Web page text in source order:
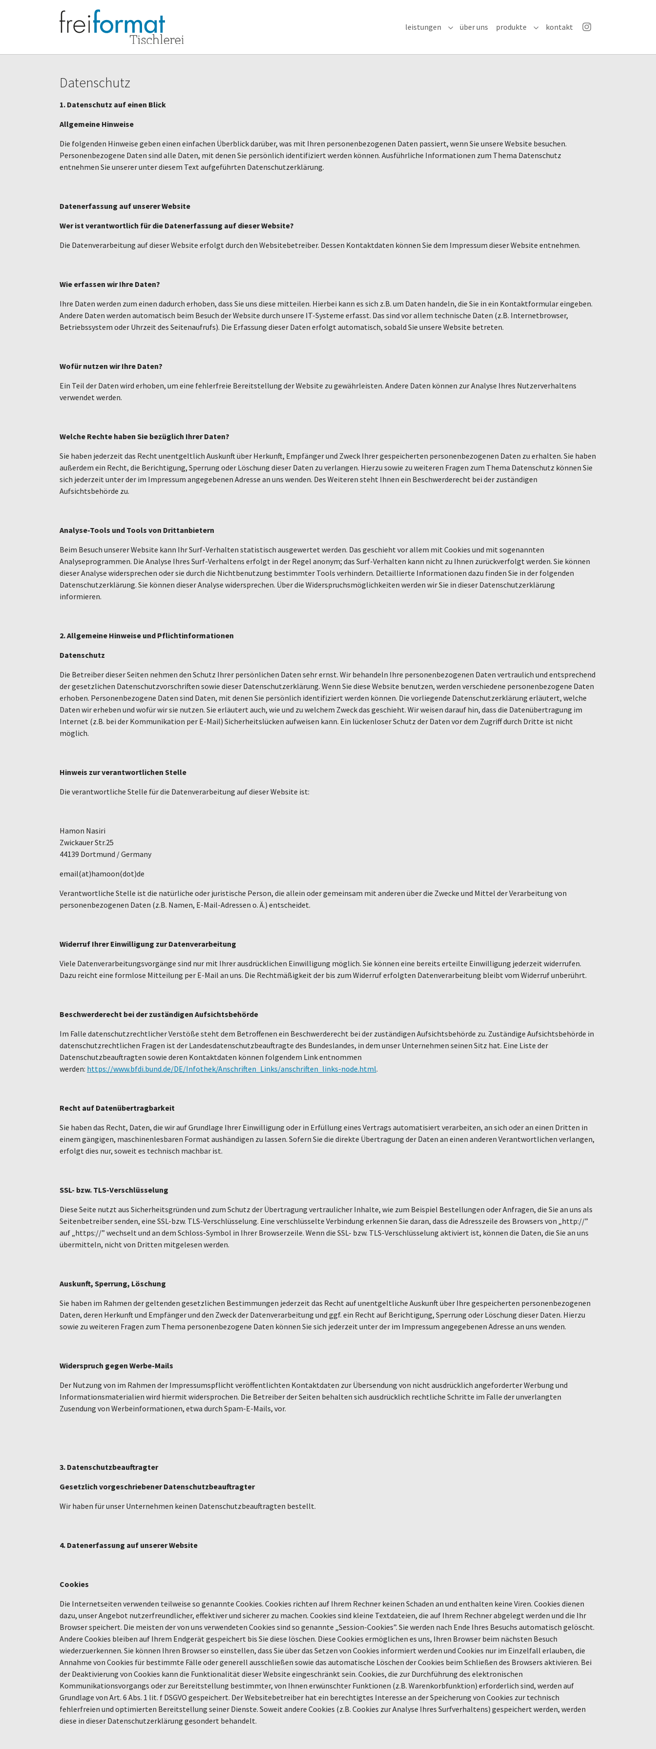
leistungen Submenu for "leistungen"
über uns produkte Submenu for "produkte"
kontakt
Instagram
Datenschutz
1. Datenschutz auf einen Blick
Allgemeine Hinweise
Die folgenden Hinweise geben einen einfachen Überblick darüber, was mit Ihren personenbezogenen Daten passiert, wenn Sie unsere Website besuchen.
Personenbezogene Daten sind alle Daten, mit denen Sie persönlich identifiziert werden können. Ausführliche Informationen zum Thema Datenschutz
entnehmen Sie unserer unter diesem Text aufgeführten Datenschutzerklärung.
Datenerfassung auf unserer Website
Wer ist verantwortlich für die Datenerfassung auf dieser Website?
Die Datenverarbeitung auf dieser Website erfolgt durch den Websitebetreiber. Dessen Kontaktdaten können Sie dem Impressum dieser Website entnehmen.
Wie erfassen wir Ihre Daten?
Ihre Daten werden zum einen dadurch erhoben, dass Sie uns diese mitteilen. Hierbei kann es sich z.B. um Daten handeln, die Sie in ein Kontaktformular eingeben.
Andere Daten werden automatisch beim Besuch der Website durch unsere IT-Systeme erfasst. Das sind vor allem technische Daten (z.B. Internetbrowser,
Betriebssystem oder Uhrzeit des Seitenaufrufs). Die Erfassung dieser Daten erfolgt automatisch, sobald Sie unsere Website betreten.
Wofür nutzen wir Ihre Daten?
Ein Teil der Daten wird erhoben, um eine fehlerfreie Bereitstellung der Website zu gewährleisten. Andere Daten können zur Analyse Ihres Nutzerverhaltens
verwendet werden.
Welche Rechte haben Sie bezüglich Ihrer Daten?
Sie haben jederzeit das Recht unentgeltlich Auskunft über Herkunft, Empfänger und Zweck Ihrer gespeicherten personenbezogenen Daten zu erhalten. Sie haben
außerdem ein Recht, die Berichtigung, Sperrung oder Löschung dieser Daten zu verlangen. Hierzu sowie zu weiteren Fragen zum Thema Datenschutz können Sie
sich jederzeit unter der im Impressum angegebenen Adresse an uns wenden. Des Weiteren steht Ihnen ein Beschwerderecht bei der zuständigen
Aufsichtsbehörde zu.
Analyse-Tools und Tools von Drittanbietern
Beim Besuch unserer Website kann Ihr Surf-Verhalten statistisch ausgewertet werden. Das geschieht vor allem mit Cookies und mit sogenannten
Analyseprogrammen. Die Analyse Ihres Surf-Verhaltens erfolgt in der Regel anonym; das Surf-Verhalten kann nicht zu Ihnen zurückverfolgt werden. Sie können
dieser Analyse widersprechen oder sie durch die Nichtbenutzung bestimmter Tools verhindern. Detaillierte Informationen dazu finden Sie in der folgenden
Datenschutzerklärung. Sie können dieser Analyse widersprechen. Über die Widerspruchsmöglichkeiten werden wir Sie in dieser Datenschutzerklärung
informieren.
2. Allgemeine Hinweise und Pflichtinformationen
Datenschutz
Die Betreiber dieser Seiten nehmen den Schutz Ihrer persönlichen Daten sehr ernst. Wir behandeln Ihre personenbezogenen Daten vertraulich und entsprechend
der gesetzlichen Datenschutzvorschriften sowie dieser Datenschutzerklärung. Wenn Sie diese Website benutzen, werden verschiedene personenbezogene Daten
erhoben. Personenbezogene Daten sind Daten, mit denen Sie persönlich identifiziert werden können. Die vorliegende Datenschutzerklärung erläutert, welche
Daten wir erheben und wofür wir sie nutzen. Sie erläutert auch, wie und zu welchem Zweck das geschieht. Wir weisen darauf hin, dass die Datenübertragung im
Internet (z.B. bei der Kommunikation per E-Mail) Sicherheitslücken aufweisen kann. Ein lückenloser Schutz der Daten vor dem Zugriff durch Dritte ist nicht
möglich.
Hinweis zur verantwortlichen Stelle
Die verantwortliche Stelle für die Datenverarbeitung auf dieser Website ist:
Hamon Nasiri
Zwickauer Str.25
44139 Dortmund / Germany
email(at)hamoon(dot)de
Verantwortliche Stelle ist die natürliche oder juristische Person, die allein oder gemeinsam mit anderen über die Zwecke und Mittel der Verarbeitung von
personenbezogenen Daten (z.B. Namen, E-Mail-Adressen o. Ä.) entscheidet.
Widerruf Ihrer Einwilligung zur Datenverarbeitung
Viele Datenverarbeitungsvorgänge sind nur mit Ihrer ausdrücklichen Einwilligung möglich. Sie können eine bereits erteilte Einwilligung jederzeit widerrufen.
Dazu reicht eine formlose Mitteilung per E-Mail an uns. Die Rechtmäßigkeit der bis zum Widerruf erfolgten Datenverarbeitung bleibt vom Widerruf unberührt.
Beschwerderecht bei der zuständigen Aufsichtsbehörde
Im Falle datenschutzrechtlicher Verstöße steht dem Betroffenen ein Beschwerderecht bei der zuständigen Aufsichtsbehörde zu. Zuständige Aufsichtsbehörde in
datenschutzrechtlichen Fragen ist der Landesdatenschutzbeauftragte des Bundeslandes, in dem unser Unternehmen seinen Sitz hat. Eine Liste der
Datenschutzbeauftragten sowie deren Kontaktdaten können folgendem Link entnommen
werden: https://www.bfdi.bund.de/DE/Infothek/Anschriften_Links/anschriften_links-node.html.
Recht auf Datenübertragbarkeit
Sie haben das Recht, Daten, die wir auf Grundlage Ihrer Einwilligung oder in Erfüllung eines Vertrags automatisiert verarbeiten, an sich oder an einen Dritten in
einem gängigen, maschinenlesbaren Format aushändigen zu lassen. Sofern Sie die direkte Übertragung der Daten an einen anderen Verantwortlichen verlangen,
erfolgt dies nur, soweit es technisch machbar ist.
SSL- bzw. TLS-Verschlüsselung
Diese Seite nutzt aus Sicherheitsgründen und zum Schutz der Übertragung vertraulicher Inhalte, wie zum Beispiel Bestellungen oder Anfragen, die Sie an uns als
Seitenbetreiber senden, eine SSL-bzw. TLS-Verschlüsselung. Eine verschlüsselte Verbindung erkennen Sie daran, dass die Adresszeile des Browsers von „http://”
auf „https://” wechselt und an dem Schloss-Symbol in Ihrer Browserzeile. Wenn die SSL- bzw. TLS-Verschlüsselung aktiviert ist, können die Daten, die Sie an uns
übermitteln, nicht von Dritten mitgelesen werden.
Auskunft, Sperrung, Löschung
Sie haben im Rahmen der geltenden gesetzlichen Bestimmungen jederzeit das Recht auf unentgeltliche Auskunft über Ihre gespeicherten personenbezogenen
Daten, deren Herkunft und Empfänger und den Zweck der Datenverarbeitung und ggf. ein Recht auf Berichtigung, Sperrung oder Löschung dieser Daten. Hierzu
sowie zu weiteren Fragen zum Thema personenbezogene Daten können Sie sich jederzeit unter der im Impressum angegebenen Adresse an uns wenden.
Widerspruch gegen Werbe-Mails
Der Nutzung von im Rahmen der Impressumspflicht veröffentlichten Kontaktdaten zur Übersendung von nicht ausdrücklich angeforderter Werbung und
Informationsmaterialien wird hiermit widersprochen. Die Betreiber der Seiten behalten sich ausdrücklich rechtliche Schritte im Falle der unverlangten
Zusendung von Werbeinformationen, etwa durch Spam-E-Mails, vor.
3. Datenschutzbeauftragter
Gesetzlich vorgeschriebener Datenschutzbeauftragter
Wir haben für unser Unternehmen keinen Datenschutzbeauftragten bestellt.
4. Datenerfassung auf unserer Website
Cookies
Die Internetseiten verwenden teilweise so genannte Cookies. Cookies richten auf Ihrem Rechner keinen Schaden an und enthalten keine Viren. Cookies dienen
dazu, unser Angebot nutzerfreundlicher, effektiver und sicherer zu machen. Cookies sind kleine Textdateien, die auf Ihrem Rechner abgelegt werden und die Ihr
Browser speichert. Die meisten der von uns verwendeten Cookies sind so genannte „Session-Cookies”. Sie werden nach Ende Ihres Besuchs automatisch gelöscht.
Andere Cookies bleiben auf Ihrem Endgerät gespeichert bis Sie diese löschen. Diese Cookies ermöglichen es uns, Ihren Browser beim nächsten Besuch
wiederzuerkennen. Sie können Ihren Browser so einstellen, dass Sie über das Setzen von Cookies informiert werden und Cookies nur im Einzelfall erlauben, die
Annahme von Cookies für bestimmte Fälle oder generell ausschließen sowie das automatische Löschen der Cookies beim Schließen des Browsers aktivieren. Bei
der Deaktivierung von Cookies kann die Funktionalität dieser Website eingeschränkt sein. Cookies, die zur Durchführung des elektronischen
Kommunikationsvorgangs oder zur Bereitstellung bestimmter, von Ihnen erwünschter Funktionen (z.B. Warenkorbfunktion) erforderlich sind, werden auf
Grundlage von Art. 6 Abs. 1 lit. f DSGVO gespeichert. Der Websitebetreiber hat ein berechtigtes Interesse an der Speicherung von Cookies zur technisch
fehlerfreien und optimierten Bereitstellung seiner Dienste. Soweit andere Cookies (z.B. Cookies zur Analyse Ihres Surfverhaltens) gespeichert werden, werden
diese in dieser Datenschutzerklärung gesondert behandelt.